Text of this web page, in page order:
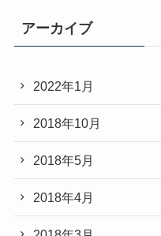
アーカイブ
2022年1月
2018年10月
2018年5月
2018年4月